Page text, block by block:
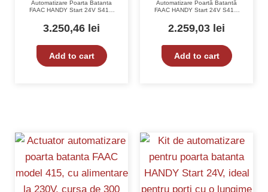
Automatizare Poarta Batanta
FAAC HANDY Start 24V S418,
3.250,46 lei
Add to cart
Automatizare Poartă Batantă
FAAC HANDY Start 24V S418,
cm/sec, Forță 3500 N, IP 44,
ECO-412-10563293
2.259,03 lei
Add to cart